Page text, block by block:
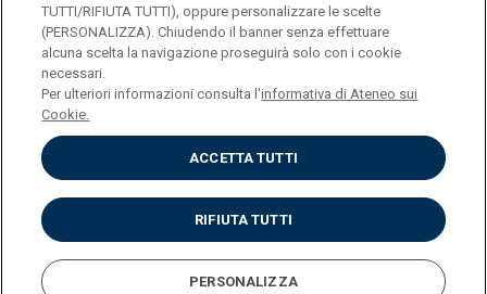
ENGLISH
Privacy
Accessibilità
Cookies
Impostazione Cookies
TUTTI/RIFIUTA TUTTI), oppure personalizzare le scelte
(PERSONALIZZA). Chiudendo il banner senza effettuare
alcuna scelta la navigazione proseguirà solo con i cookie
necessari.
Per ulteriori informazioni consulta l'informativa di Ateneo sui
Cookie.
ACCETTA TUTTI
RIFIUTA TUTTI
PERSONALIZZA